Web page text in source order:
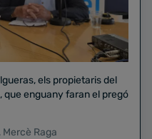
els propietaris del
, Mercè Raga